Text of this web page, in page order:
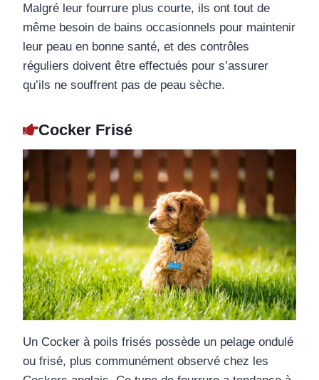
Malgré leur fourrure plus courte, ils ont tout de
même besoin de bains occasionnels pour maintenir
leur peau en bonne santé, et des contrôles
réguliers doivent être effectués pour s’assurer
qu’ils ne souffrent pas de peau sèche.
Cocker Frisé
Un Cocker à poils frisés possède un pelage ondulé
ou frisé, plus communément observé chez les